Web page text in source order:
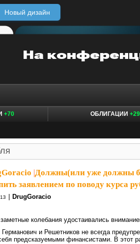
Новый дизайн
+70 ОБЛИГАЦИИ +29
Должны(или уже должны
заявлением по поводу курса
DrugGoracio
колебания удостаивались
и Решетников не всегда
предсказуемыми финансистами. В этот